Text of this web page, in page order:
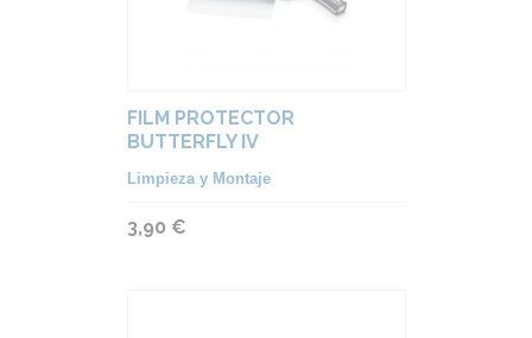
FILM PROTECTOR
BUTTERFLY IV
Limpieza y Montaje
3,90 €